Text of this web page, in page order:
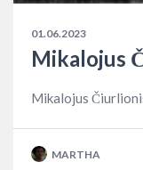
01.06.2023
Mikalojus
Mikalojus
MARTHA